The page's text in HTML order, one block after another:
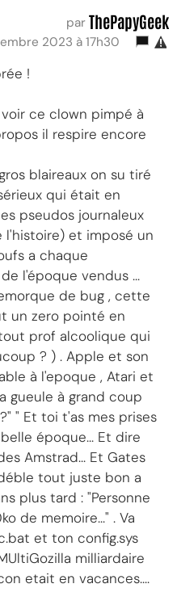
par ThePapyGeek
2023 à 17h30
!
ce clown pimpé à
il respire encore
blaireaux on su tiré
qui était en
pseudos journaleux
et imposé un
a chaque
l'époque vendus ...
de bug , cette
un zero pointé en
prof alcoolique qui
? ) . Apple et son
à l'epoque , Atari et
gueule à grand coup
" Et toi t'as mes prises
époque... Et dire
Amstrad... Et Gates
tout juste bon a
plus tard : "Personne
de memoire..." . Va
et ton config.sys
milliardaire
etait en vacances....